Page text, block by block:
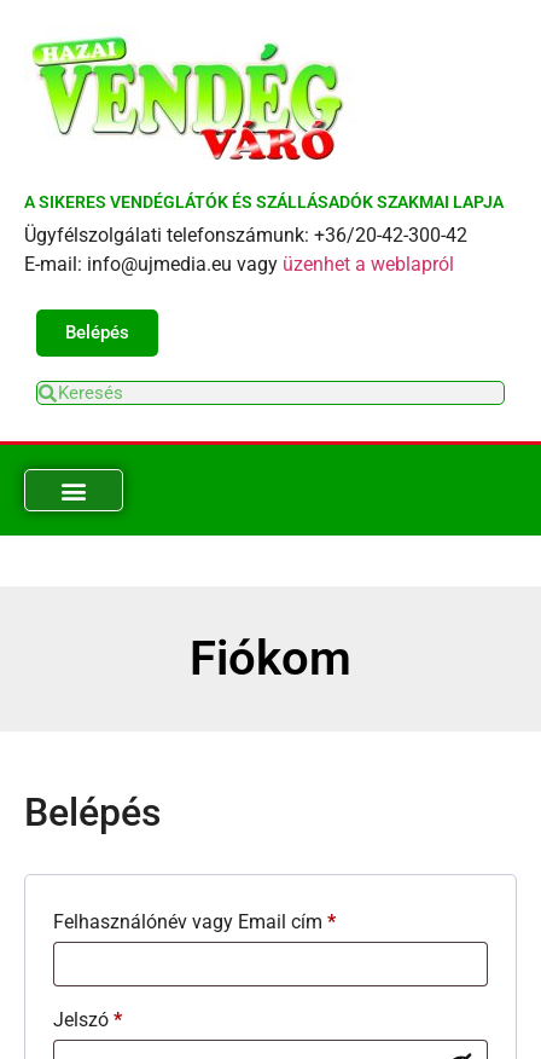
A SIKERES VENDÉGLÁTÓK ÉS SZÁLLÁSADÓK SZAKMAI LAPJA
Ügyfélszolgálati telefonszámunk: +36/20-42-300-42
E-mail: info@ujmedia.eu vagy üzenhet a weblapról
Belépés
Fiókom
Belépés
Felhasználónév vagy Email cím *
Jelszó *